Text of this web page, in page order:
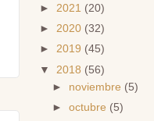
► 2021 (20)
► 2020 (32)
► 2019 (45)
▼ 2018 (56)
► noviembre (5)
►octubre (5)